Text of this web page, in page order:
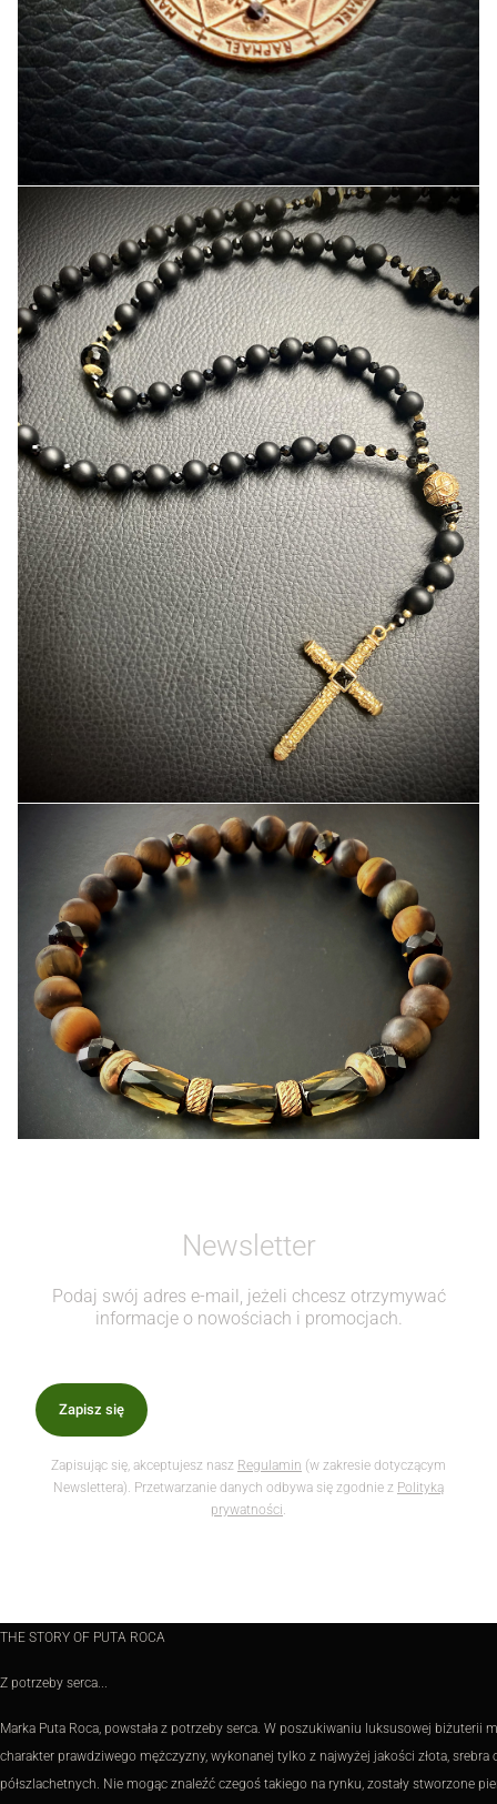
Talizmany
Newsletter
Podaj swój adres e-mail, jeżeli chcesz otrzymywać
informacje o nowościach i promocjach.
Zapisz się
Zapisując się, akceptujesz nasz Regulamin (w zakresie dotyczącym
Newslettera). Przetwarzanie danych odbywa się zgodnie z Polityką
prywatności.
THE STORY OF PUTA ROCA
Z potrzeby serca...
Marka Puta Roca, powstała z potrzeby serca. W poszukiwaniu luksusowej biżuterii
charakter prawdziwego mężczyzny, wykonanej tylko z najwyżej jakości złota,
półszlachetnych. Nie mogąc znaleźć czegoś takiego na rynku, zostały stworzone